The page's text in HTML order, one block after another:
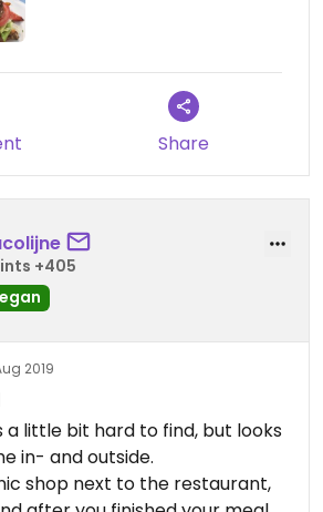
Share
+405
2019
a little bit hard to find, but looks
in- and outside.
shop next to the restaurant,